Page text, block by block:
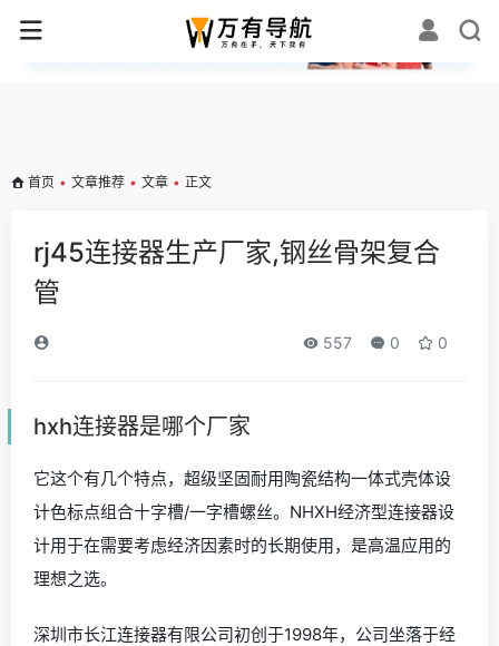
✕
首页 • 文章推荐 • 文章 • 正文
rj45连接器生产厂家,钢丝骨架复合
管
557 0 0
hxh连接器是哪个厂家
它这个有几个特点，超级坚固耐用陶瓷结构一体式壳体设
计色标点组合十字槽/一字槽螺丝。NHXH经济型连接器设
计用于在需要考虑经济因素时的长期使用，是高温应用的
理想之选。
深圳市长江连接器有限公司初创于1998年，公司坐落于经